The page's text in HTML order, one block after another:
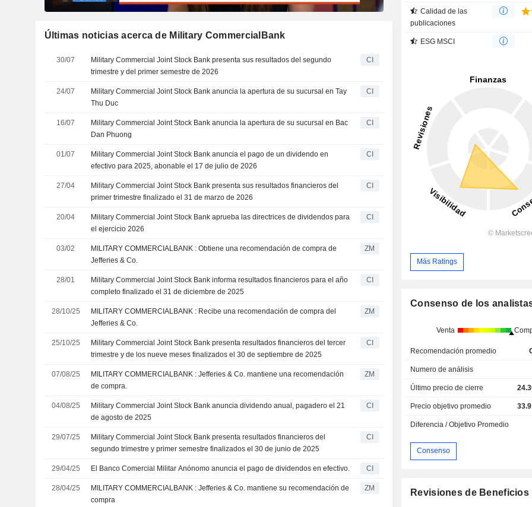
Últimas noticias acerca de Military CommercialBank
30/07
Military Commercial Joint Stock Bank presenta sus resultados del segundo
trimestre y del primer semestre de 2026
CI
24/07
Military Commercial Joint Stock Bank anuncia la apertura de su sucursal en Tay
Thu Duc
CI
16/07
Military Commercial Joint Stock Bank anuncia la apertura de su sucursal en Bac
Dan Phuong
CI
01/07
Military Commercial Joint Stock Bank anuncia el pago de un dividendo en
efectivo para 2025, abonable el 17 de julio de 2026
CI
27/04
Military Commercial Joint Stock Bank presenta sus resultados financieros del
primer trimestre finalizado el 31 de marzo de 2026
CI
20/04
Military Commercial Joint Stock Bank aprueba las directrices de dividendos para
el ejercicio 2026
CI
03/02
MILITARY COMMERCIALBANK : Obtiene una recomendación de compra de
Jefferies & Co.
ZM
28/01
Military Commercial Joint Stock Bank informa resultados financieros para el año
completo finalizado el 31 de diciembre de 2025
CI
28/10/25
MILITARY COMMERCIALBANK : Recibe una recomendación de compra del
Jefferies & Co.
ZM
25/10/25
Military Commercial Joint Stock Bank presenta resultados financieros del tercer
trimestre y de los nueve meses finalizados el 30 de septiembre de 2025
CI
07/08/25
MILITARY COMMERCIALBANK : Jefferies & Co. mantiene una recomendación
de compra.
ZM
04/08/25
Military Commercial Joint Stock Bank anuncia dividendo anual, pagadero el 21
de agosto de 2025
CI
29/07/25
Military Commercial Joint Stock Bank presenta resultados financieros del
segundo trimestre y primer semestre finalizados el 30 de junio de 2025
CI
29/04/25 El Banco Comercial Militar Anónomo anuncia el pago de dividendos en efectivo. CI
28/04/25
MILITARY COMMERCIALBANK : Jefferies & Co. mantiene su recomendación de
compra
ZM
Calidad de las
publicaciones
ESG MSCI
Más Ratings
Consenso de los
Venta
Recomendación promedio
Numero de análisis
Último precio de cierre
Precio objetivo promedio
Diferencia / Objetivo Promedio
Consenso
Revisiones de Beneficios